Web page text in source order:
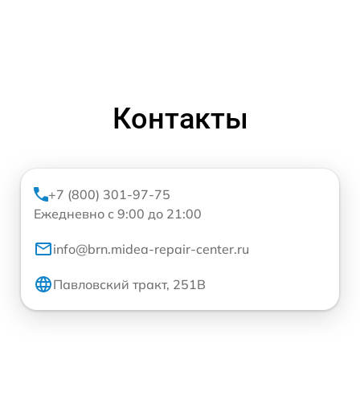
Контакты
+7 (800) 301-97-75
Ежедневно с 9:00 до 21:00
info@brn.midea-repair-center.ru
Павловский тракт, 251В